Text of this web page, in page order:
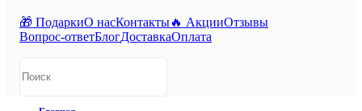
🎁 ПодаркиО насКонтакты🔥 АкцииОтзывы
Вопрос-ответБлогДоставкаОплата